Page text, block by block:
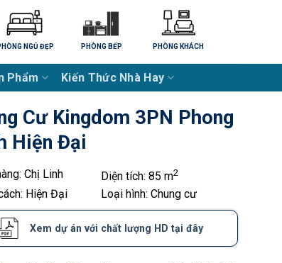
NGỦ ĐẸP PHÒNG BẾP PHÒNG KHÁCH
Phẩm Kiến Thức Nhà Hay
Cư Kingdom 3PN Phong
Hiện Đại
Chị Linh Diện tích: 85 m2
Hiện Đại Loại hình: Chung cư
Xem dự án với chất lượng HD tại đây